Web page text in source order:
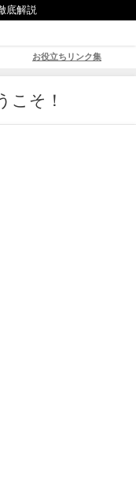
底解説
お役立ちリンク集
こそ！